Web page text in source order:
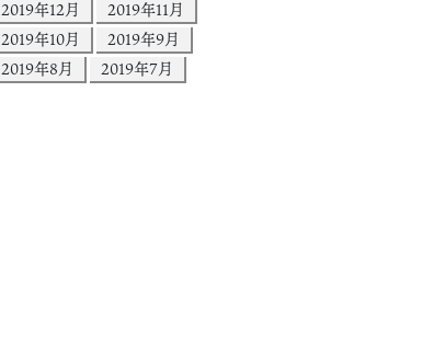
2019年12月
2019年11月
2019年10月
2019年9月
2019年8月
2019年7月